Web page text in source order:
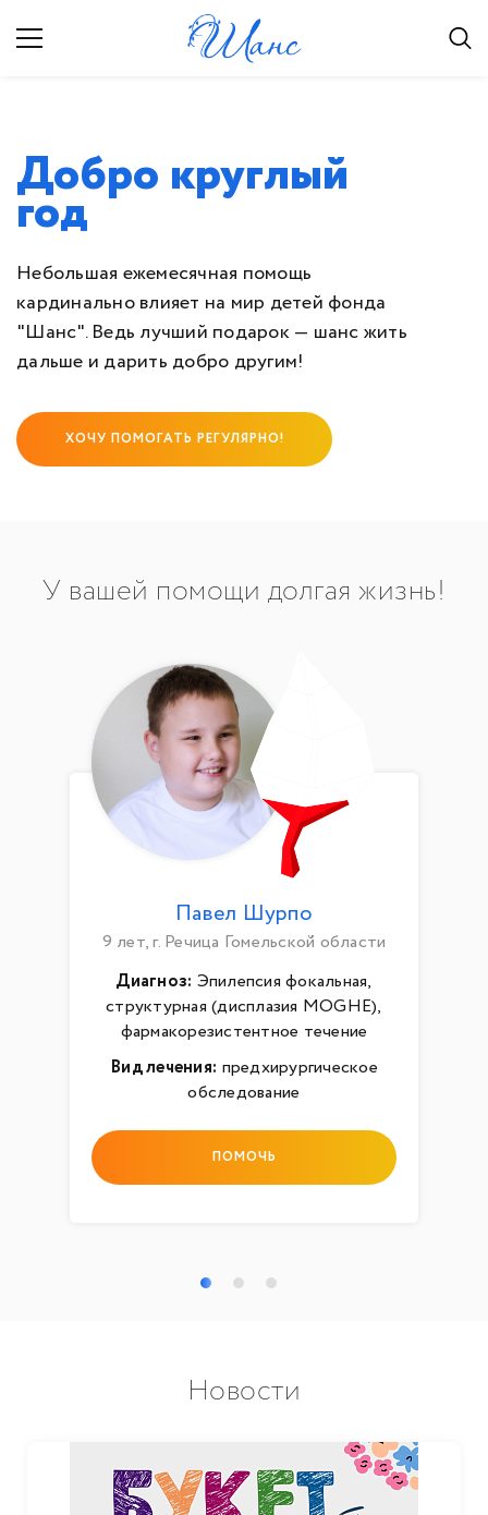
Добро круглый
год
Небольшая ежемесячная помощь
кардинально влияет на мир детей фонда
"Шанс". Ведь лучший подарок — шанс жить
дальше и дарить добро другим!
ХОЧУ ПОМОГАТЬ РЕГУЛЯРНО!
У вашей помощи долгая жизнь!
Павел Шурпо
9 лет, г. Речица Гомельской области
Диагноз: Эпилепсия фокальная,
структурная (дисплазия MOGHE),
фармакорезистентное течение
Вид лечения: предхирургическое
обследование
ПОМОЧЬ
Новости